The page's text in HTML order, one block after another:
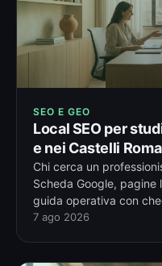
SEO E GEO
Local SEO per
e nei Castelli
Chi cerca un
Scheda Google, pagine
guida operativa con
7 ago 2026